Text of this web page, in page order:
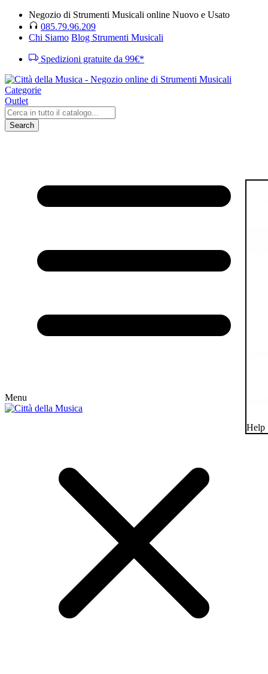
Negozio di Strumenti Musicali online Nuovo e Usato
085.79.96.209
Chi Siamo Blog Strumenti Musicali
Spedizioni gratuite da 99€*
Categorie
Outlet
Search
Menu
Help